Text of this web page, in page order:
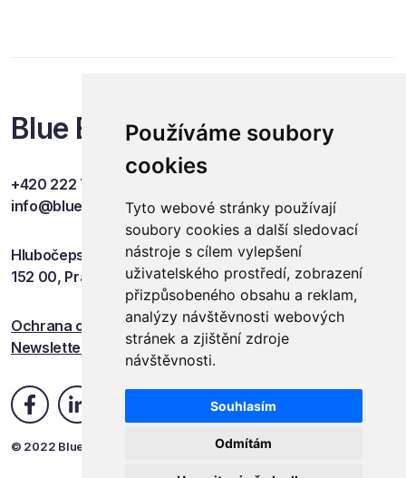
Používáme soubory
cookies
Tyto webové stránky používají
soubory cookies a další sledovací
nástroje s cílem vylepšení
uživatelského prostředí, zobrazení
přizpůsobeného obsahu a reklam,
analýzy návštěvnosti webových
stránek a zjištění zdroje
návštěvnosti.
Souhlasím
Odmítám
Blue Events
+420 222 749 841
info@blueevents.eu
Hlubočepská 701/38c
152 00, Praha 5
Ochrana osobních údajů
Newsletter
© 2022 Blue Events